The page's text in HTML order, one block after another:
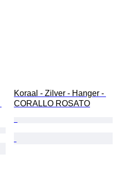
Koraal - Zilver - Hanger -
CORALLO ROSATO